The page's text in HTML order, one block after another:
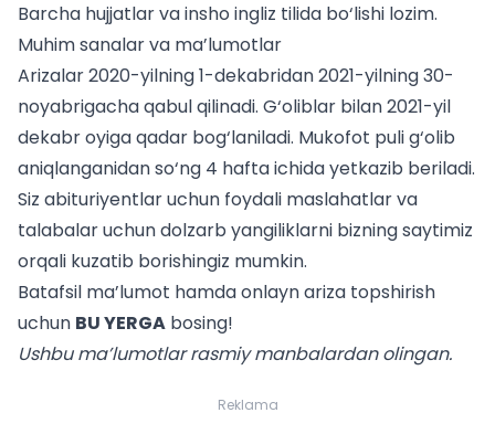
Barcha hujjatlar va insho ingliz tilida bo‘lishi lozim.
Muhim sanalar va ma’lumotlar
Arizalar 2020-yilning 1-dekabridan 2021-yilning 30-
noyabrigacha qabul qilinadi. G‘oliblar bilan 2021-yil
dekabr oyiga qadar bog‘laniladi. Mukofot puli g‘olib
aniqlanganidan so‘ng 4 hafta ichida yetkazib beriladi.
Siz abituriyentlar uchun foydali maslahatlar va
talabalar uchundolzarb yangiliklarni bizning saytimiz
orqali kuzatib borishingiz mumkin.
Batafsil ma’lumot hamda onlayn ariza topshirish
uchun BU YERGA bosing!
Ushbu ma’lumotlar rasmiy manbalardan olingan.
Reklama